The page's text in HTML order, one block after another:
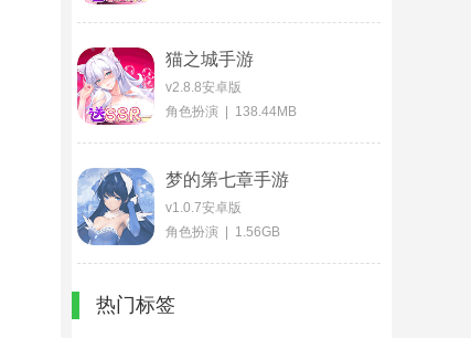
猫之城手游
v2.8.8安卓版
角色扮演 | 138.44MB
梦的第七章手游
v1.0.7安卓版
角色扮演 | 1.56GB
热门标签